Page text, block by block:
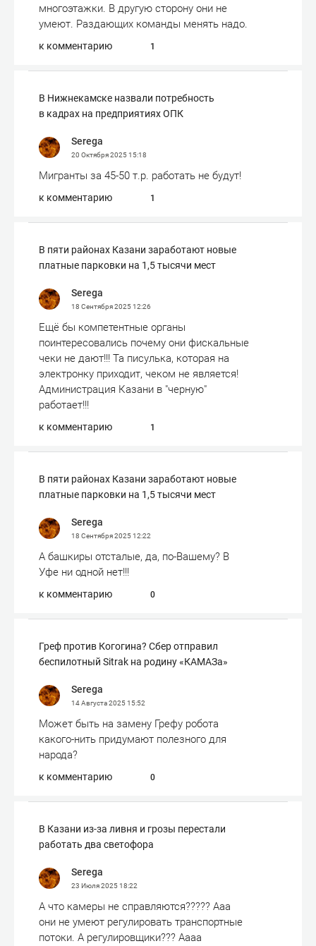
многоэтажки. В другую сторону они не
умеют. Раздающих команды менять надо.
к комментарию 1
В Нижнекамске назвали потребность
в кадрах на предприятиях ОПК
Serega
20 Октября 202515:18
Мигранты за 45-50 т.р. работать не будут!
к комментарию 1
В пяти районах Казани заработают новые
платные парковки на 1,5 тысячи мест
Serega
18 Сентября 202512:26
Ещё бы компетентные органы
поинтересовались почему они фискальные
чеки не дают!!! Та писулька, которая на
электронку приходит, чеком не является!
Администрация Казани в "черную"
работает!!!
к комментарию 1
В пяти районах Казани заработают новые
платные парковки на 1,5 тысячи мест
Serega
18 Сентября 202512:22
А башкиры отсталые, да, по-Вашему? В
Уфе ни одной нет!!!
к комментарию 0
Греф против Когогина? Сбер отправил
беспилотный Sitrak на родину «КАМАЗа»
Serega
14 Августа 202515:52
Может быть на замену Грефу робота
какого-нить придумают полезного для
народа?
к комментарию 0
В Казани из-за ливня и грозы перестали
работать два светофора
Serega
23 Июля 202518:22
А что камеры не справляются????? Ааа
они не умеют регулировать транспортные
потоки. А регулировщики??? Аааа